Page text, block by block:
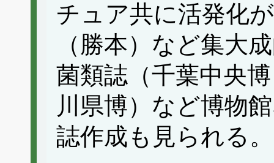
チュア共に活発化
（勝本）など集大
菌類誌（千葉中央
川県博）など博物
誌作成も見られる。